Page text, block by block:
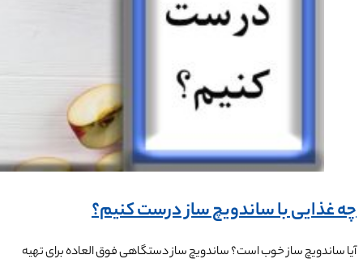
چه غذایی با ساندویچ ساز درست کنیم؟
آیا ساندویچ ساز خوب است؟ ساندویچ ساز دستگاهی فوق العاده برای تهیه